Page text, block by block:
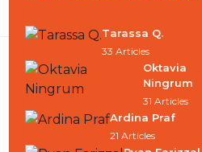
Tarassa Q.
33 Articles
Oktavia
Ningrum
31 Articles
Ardina Praf
21 Articles